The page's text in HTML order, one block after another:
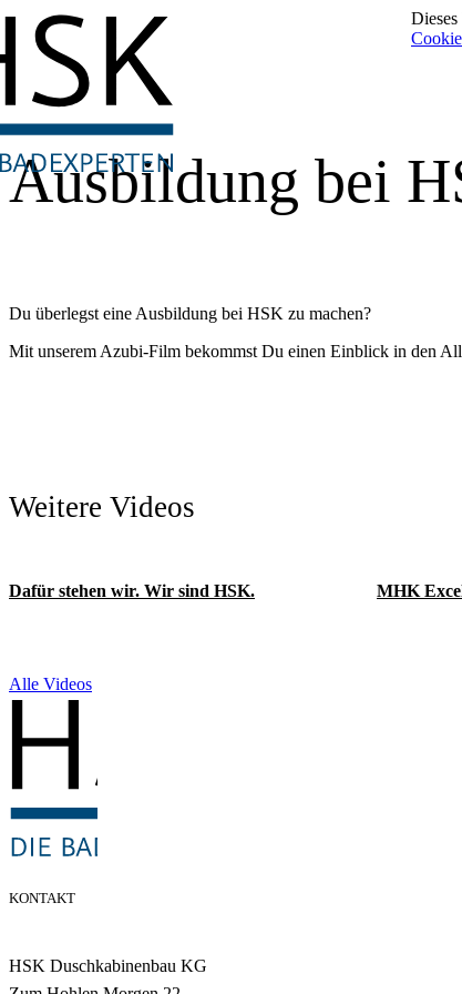
Ausbildung bei
Du überlegst eine Ausbildung bei HSK zu machen?
Mit unserem Azubi-Film bekommst Du einen Einblick in den
Weitere Videos
Dafür stehen wir. Wir sind HSK. MHK
Alle Videos
KONTAKT
HSK Duschkabinenbau KG